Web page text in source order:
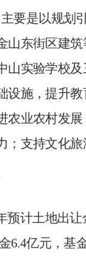
主要是以规划
山东街区建
山实验学校
设施，提升
农业农村发
；支持文化
预计土地出让
6.4亿元，基